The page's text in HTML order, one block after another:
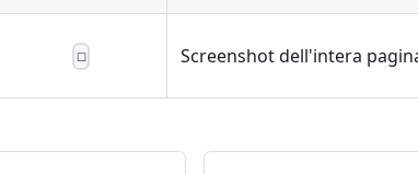
☐ Screenshot dell'intera